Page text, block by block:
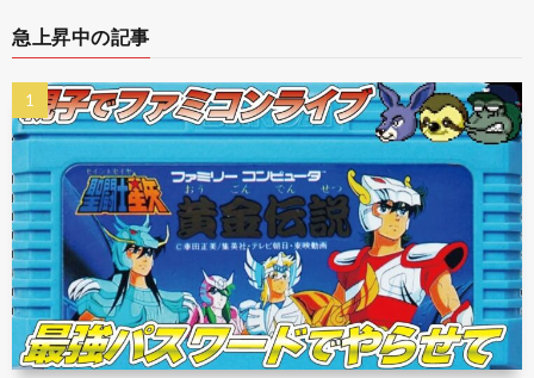
急上昇中の記事